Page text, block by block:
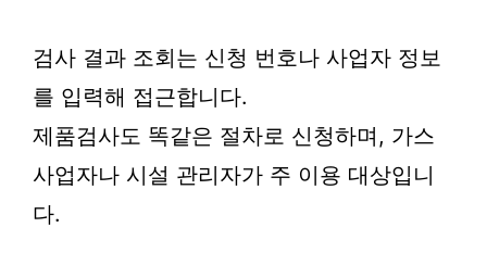
검사 결과 조회는 신청 번호나 사업자 정보
를 입력해 접근합니다.
제품검사도 똑같은 절차로 신청하며, 가스
사업자나 시설 관리자가 주 이용 대상입니
다.